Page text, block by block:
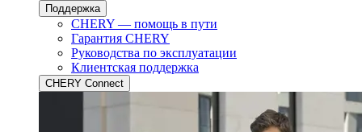
Поддержка
CHERY — помощь в пути
Гарантия CHERY
Руководства по эксплуатации
Клиентская поддержка
CHERY Connect